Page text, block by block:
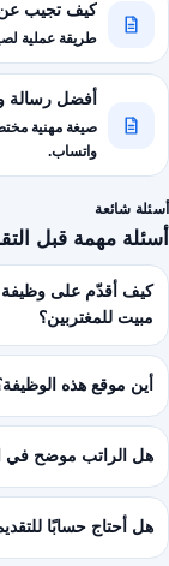
كيف تجيب
طريقة عملية
أفضل رسالة
صيغة مهنية
واتساب.
أسئلة شائعة
أسئلة مهمة قبل
كيف أقدّم على
مبيت للمغتربين؟
أين موقع هذه
هل الراتب موضح في
هل أحتاج حسابًا